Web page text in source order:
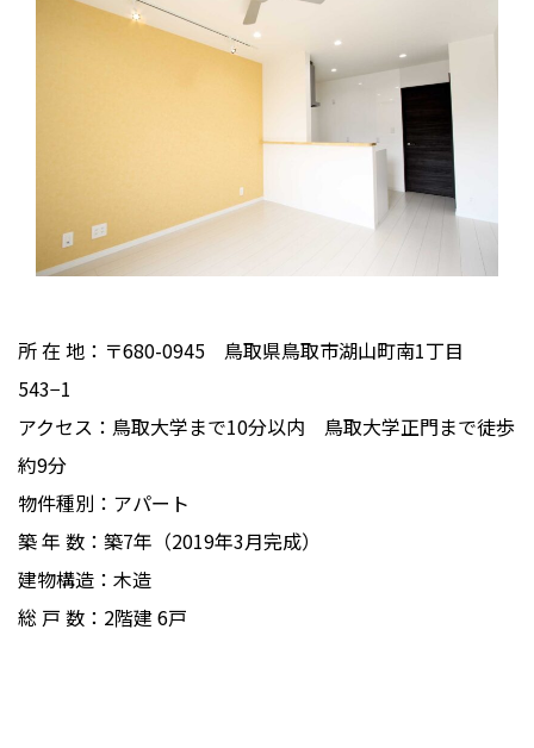
所 在 地：〒680-0945 鳥取県鳥取市湖山町南1丁目
543−1
アクセス：鳥取大学まで10分以内 鳥取大学正門まで徒歩
約9分
物件種別：アパート
築 年 数：築7年（2019年3月完成）
建物構造：木造
総 戸 数：2階建 6戸